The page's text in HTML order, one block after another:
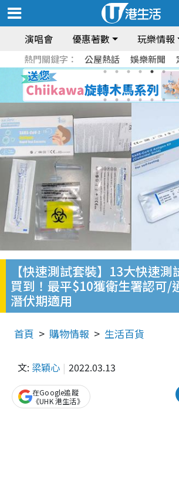
演唱會 優惠著數 玩樂情報
熱門關鍵字： 公屋熱話 娛樂新聞
【快速測試套裝】13大快速
買到！最平$10獲衛生署認可/
潛伏期適用
首頁 購物情報 生活百貨
文: 梁穎心 2022.03.13
在Google追蹤
《UHK 港生活》